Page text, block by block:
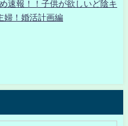
速報！！子供が欲しいど陰キ
婦！婚活計画編